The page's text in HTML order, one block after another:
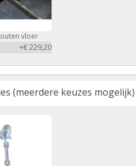
vloer
+€ 229,20
(meerdere keuzes mogelijk)